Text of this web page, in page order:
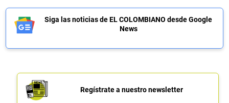
Siga las noticias de EL COLOMBIANO desde Google
News
Regístrate a nuestro newsletter